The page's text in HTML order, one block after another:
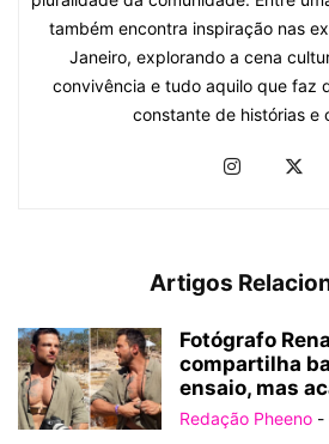
também encontra inspiração nas
Janeiro, explorando a cena
convivência e tudo aquilo que faz
constante de histórias e
Artigos
Fotógrafo
compartilha
ensaio, mas
Redação Pheeno -